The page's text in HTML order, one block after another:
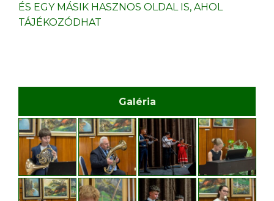
ÉS EGY MÁSIK HASZNOS OLDAL IS, AHOL
TÁJÉKOZÓDHAT
Galéria